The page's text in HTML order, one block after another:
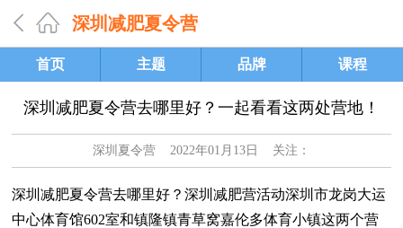
深圳减肥夏令营
首页 主题 品牌 课程
深圳减肥夏令营去哪里好？一起看看这两处营地！
深圳夏令营2022年01月13日 关注：
深圳减肥夏令营去哪里好？深圳减肥营活动深圳市龙岗大运
中心体育馆602室和镇隆镇青草窝嘉伦多体育小镇这两个营